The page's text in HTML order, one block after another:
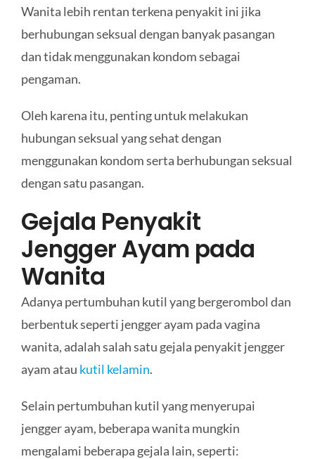
Wanita lebih rentan terkena penyakit ini jika
berhubungan seksual dengan banyak pasangan
dan tidak menggunakan kondom sebagai
pengaman.
Oleh karena itu, penting untuk melakukan
hubungan seksual yang sehat dengan
menggunakan kondom serta berhubungan seksual
dengan satu pasangan.
Gejala Penyakit
Jengger Ayam pada
Wanita
Adanya pertumbuhan kutil yang bergerombol dan
berbentuk seperti jengger ayam pada vagina
wanita, adalah salah satu gejala penyakit jengger
ayam atau kutil kelamin.
Selain pertumbuhan kutil yang menyerupai
jengger ayam, beberapa wanita mungkin
mengalami beberapa gejala lain, seperti: